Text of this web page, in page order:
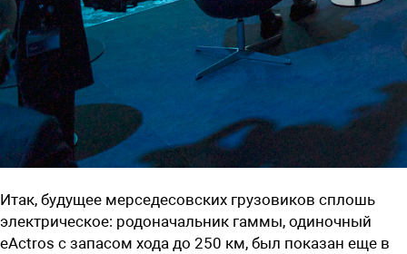
Итак, будущее мерседесовских грузовиков сплошь
электрическое: родоначальник гаммы, одиночный
eActros с запасом хода до 250 км, был показан еще в